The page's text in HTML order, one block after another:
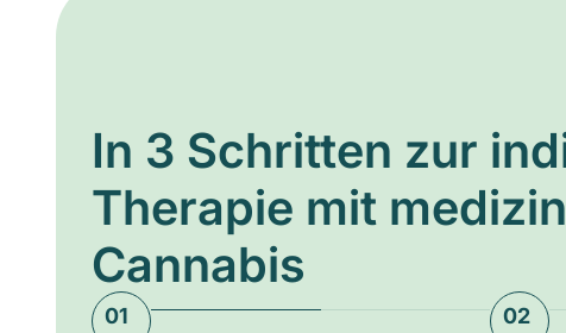
In 3 Schritten zur
Therapie mit
Cannabis
01 02